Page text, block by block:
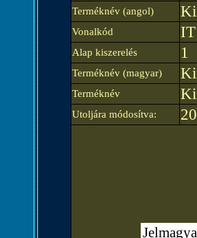
Terméknév (angol)
Vonalkód
Alap kiszerelés 1
Terméknév (magyar)
Terméknév
Utoljára módosítva: